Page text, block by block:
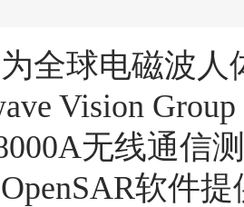
全球电磁波人
Vision Group
无线通信
OpenSAR软件提